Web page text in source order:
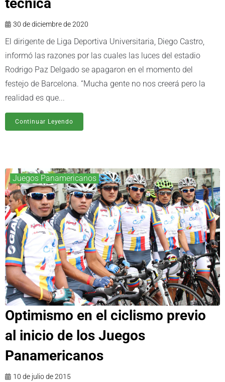
30 de diciembre de 2020
El dirigente de Liga Deportiva Universitaria, Diego Castro,
informó las razones por las cuales las luces del estadio
Rodrigo Paz Delgado se apagaron en el momento del
festejo de Barcelona. “Mucha gente no nos creerá pero la
realidad es que...
Continuar Leyendo
Juegos Panamericanos
Optimismo en el ciclismo previo
al inicio de los Juegos
Panamericanos
10 de julio de 2015